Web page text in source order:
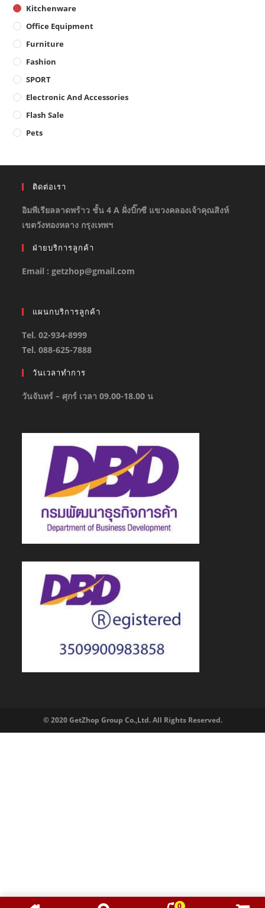
Kitchenware
Office Equipment
Furniture
Fashion
SPORT
Electronic And Accessories
Flash Sale
Pets
ติดต่อเรา
อิมพีเรียลลาดพร้าว ชั้น 4 A ฝั่งบิ๊กซี แขวงคลองเจ้าคุณสิงห์
เขตวังทองหลาง กรุงเทพฯ
ฝ่ายบริการลูกค้า
Email : getzhop@gmail.com
แผนกบริการลูกค้า
Tel. 02-934-8999
Tel. 088-625-7888
วันเวลาทำการ
วันจันทร์ – ศุกร์ เวลา 09.00-18.00 น
© 2020 GetZhop Group Co.,Ltd. All Rights Reserved.
0